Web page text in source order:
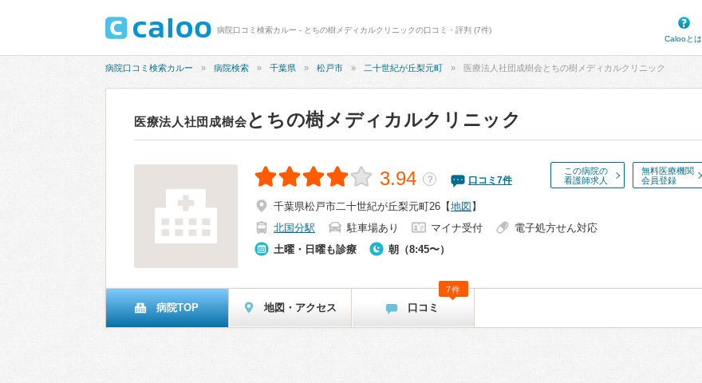
病院口コミ検索カルー - とちの樹メディカルクリニックの口コミ・評判 (7件)
Calooとは
病院口コミ検索カルー 病院検索 千葉県 松戸市 二十世紀が丘梨元町 医療法人社団成樹会とちの樹メディカルクリニック
医療法人社団成樹会 とちの樹メディカルクリニック
この病院の
看護師求人
無料医療機関
会員登録
3.94 ？ 口コミ 7件
千葉県松戸市二十世紀が丘梨元町26 【地図 】
北国分駅
駐車場あり マイナ受付
電子処方せん対応
土曜・日曜も診療
朝（8:45〜）
病院TOP 地図・アクセス 口コミ
7件